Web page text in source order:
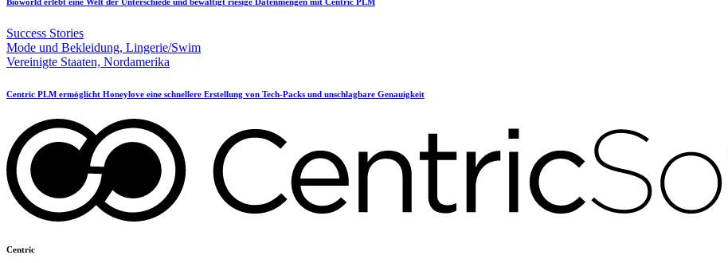
Success Stories
Mode und Bekleidung, Lingerie/Swim
Vereinigte Staaten, Nordamerika
Centric PLM ermöglicht Honeylove eine schnellere Erstellung von Tech-Packs und unschlagbare Genauigkeit
Centric